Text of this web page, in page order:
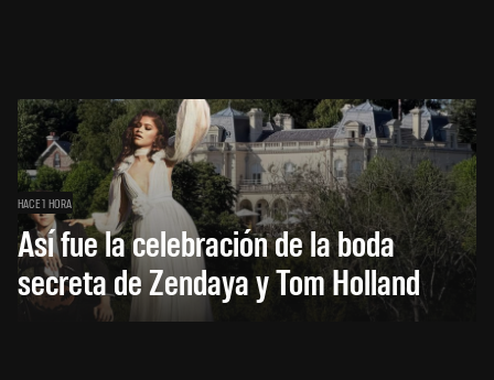
HACE 1 HORA
Así fue la celebración de la boda
secreta de Zendaya y Tom Holland